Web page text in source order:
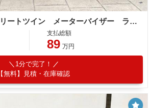
ＴＲＩＵＭＰＨ ストリートツイン メーターバイザー ライトガード スウェードシート
支払総額
89 万円
1分で完了！
【無料】見積・在庫確認